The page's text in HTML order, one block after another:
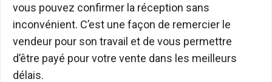
vous pouvez confirmer la réception sans
inconvénient. C’est une façon de remercier le
vendeur pour son travail et de vous permettre
d’être payé pour votre vente dans les meilleurs
délais.